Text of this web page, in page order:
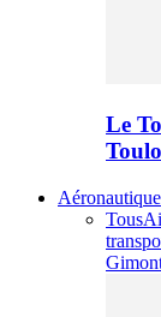
Le
Aéronautique
Tous